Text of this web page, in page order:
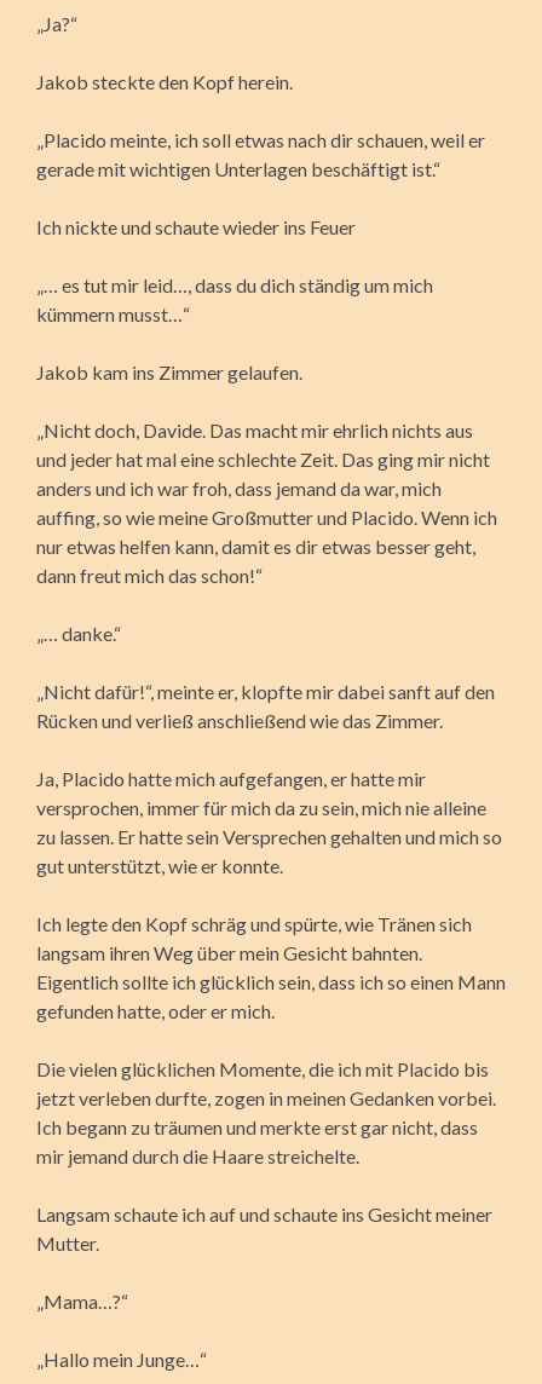
„Ja?“
Jakob steckte den Kopf herein.
„Placido meinte, ich soll etwas nach dir schauen, weil er
gerade mit wichtigen Unterlagen beschäftigt ist.“
Ich nickte und schaute wieder ins Feuer
„… es tut mir leid…, dass du dich ständig um mich
kümmern musst…“
Jakob kam ins Zimmer gelaufen.
„Nicht doch, Davide. Das macht mir ehrlich nichts aus
und jeder hat mal eine schlechte Zeit. Das ging mir nicht
anders und ich war froh, dass jemand da war, mich
auffing, so wie meine Großmutter und Placido. Wenn ich
nur etwas helfen kann, damit es dir etwas besser geht,
dann freut mich das schon!“
„… danke.“
„Nicht dafür!“, meinte er, klopfte mir dabei sanft auf den
Rücken und verließ anschließend wie das Zimmer.
Ja, Placido hatte mich aufgefangen, er hatte mir
versprochen, immer für mich da zu sein, mich nie alleine
zu lassen. Er hatte sein Versprechen gehalten und mich so
gut unterstützt, wie er konnte.
Ich legte den Kopf schräg und spürte, wie Tränen sich
langsam ihren Weg über mein Gesicht bahnten.
Eigentlich sollte ich glücklich sein, dass ich so einen Mann
gefunden hatte, oder er mich.
Die vielen glücklichen Momente, die ich mit Placido bis
jetzt verleben durfte, zogen in meinen Gedanken vorbei.
Ich begann zu träumen und merkte erst gar nicht, dass
mir jemand durch die Haare streichelte.
Langsam schaute ich auf und schaute ins Gesicht meiner
Mutter.
„Mama…?“
„Hallo mein Junge…“